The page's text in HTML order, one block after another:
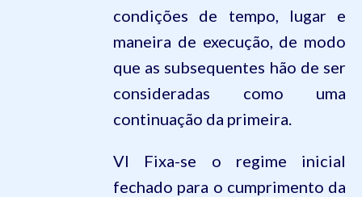
condições de tempo, lugar e
maneira de execução, de modo
que as subsequentes hão de ser
consideradas como uma
continuação da primeira.
VI Fixa-se o regime inicial
fechado para o cumprimento da